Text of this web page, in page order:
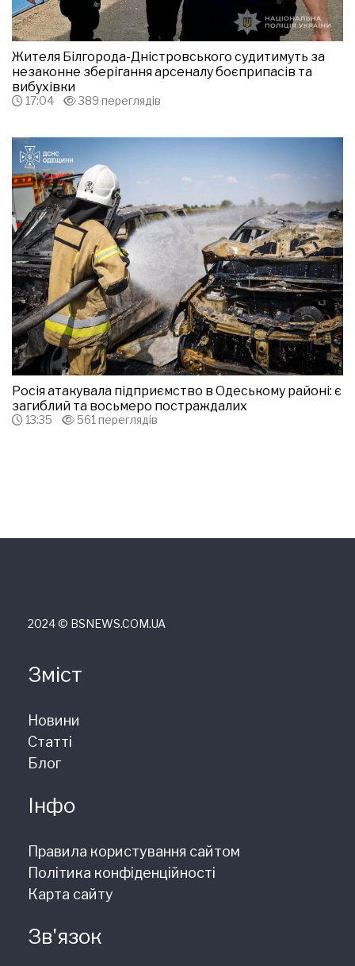
Жителя Білгорода-Дністровського судитимуть за
незаконне зберігання арсеналу боєприпасів та
вибухівки
17:04 389 переглядів
Росія атакувала підприємство в Одеському районі: є
загиблий та восьмеро постраждалих
13:35 561 переглядів
2024 © ВSNEWS.COM.UA
Зміст
Новини
Статті
Блог
Інфо
Правила користування сайтом
Політика конфіденційності
Карта сайту
Зв'язок